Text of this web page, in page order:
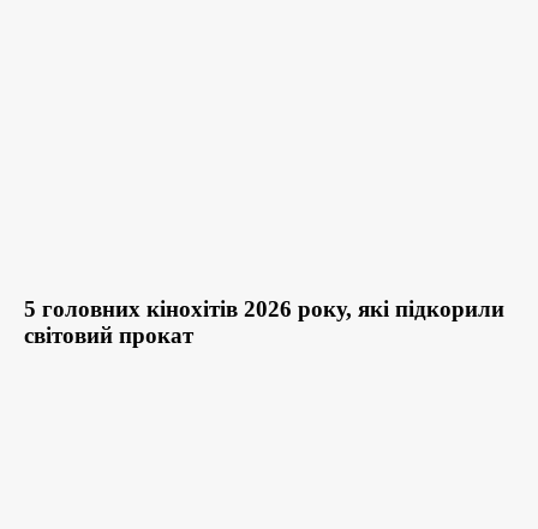
5 головних кінохітів 2026 року, які підкорили
світовий прокат